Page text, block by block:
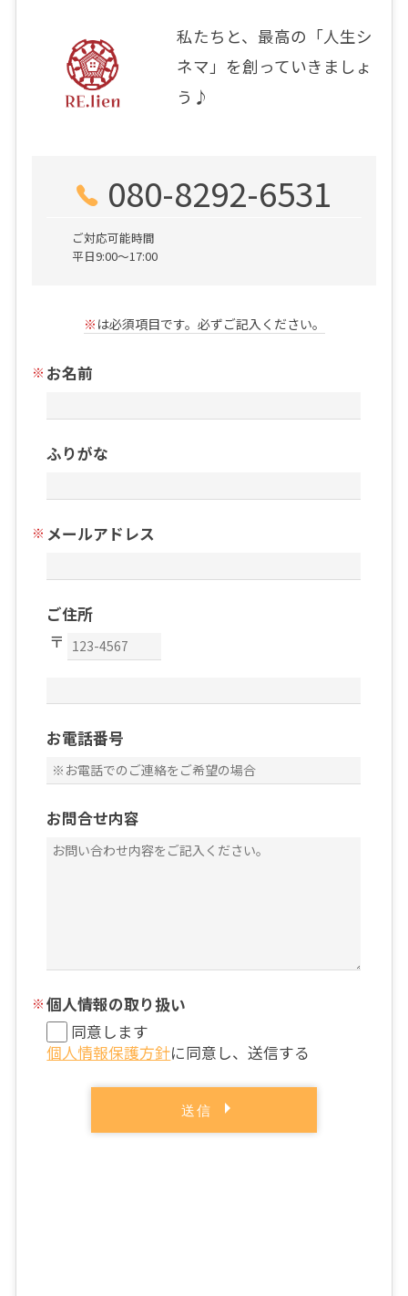
私たちと、最高の「人生シ
ネマ」を創っていきましょ
う♪
080-8292-6531
ご対応可能時間
平日9:00～17:00
※ は必須項目です。必ずご記入ください。
お名前
ふりがな
メールアドレス
ご住所
お電話番号
お問合せ内容
個人情報の取り扱い
同意します
個人情報保護方針に同意し、送信する